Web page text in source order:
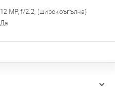
12 MP, f/2.2, (широкоъгълна)
Да